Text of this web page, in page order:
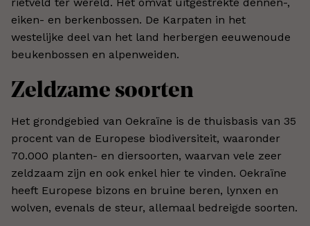
eiken- en berkenbossen. De Karpaten in het
westelijke deel van het land herbergen eeuwenoude
beukenbossen en alpenweiden.
Zeldzame soorten
Het grondgebied van Oekraïne is de thuisbasis van 35
procent van de Europese biodiversiteit, waaronder
70.000 planten- en diersoorten, waarvan vele zeer
zeldzaam zijn en ook enkel hier te vinden. Oekraïne
heeft Europese bizons en bruine beren, lynxen en
wolven, evenals de steur, allemaal bedreigde soorten.